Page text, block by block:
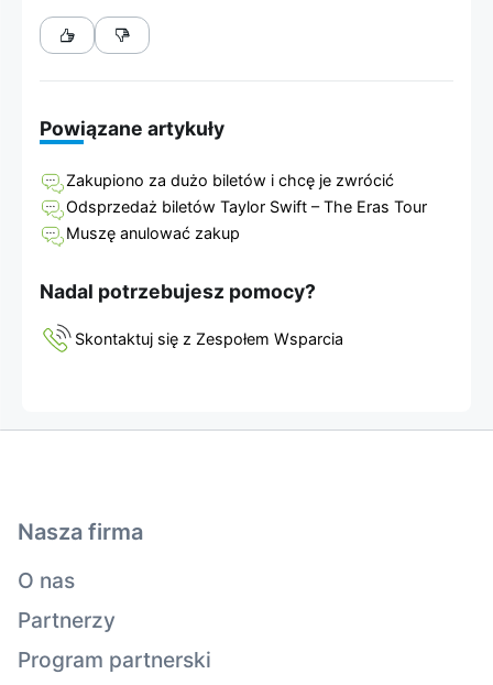
Powiązane artykuły
Zakupiono za dużo biletów i chcę je zwrócić
Odsprzedaż biletów Taylor Swift – The Eras Tour
Muszę anulować zakup
Nadal potrzebujesz pomocy?
Skontaktuj się z Zespołem Wsparcia
Nasza firma
O nas
Partnerzy
Program partnerski